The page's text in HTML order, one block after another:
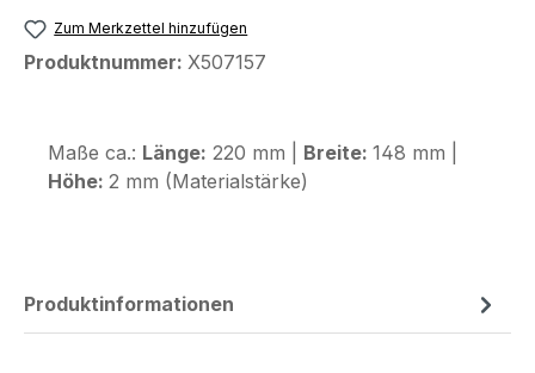
Zum Merkzettel hinzufügen
Produktnummer: X507157
Maße ca.: Länge: 220 mm | Breite: 148 mm |
Höhe: 2 mm (Materialstärke)
Produktinformationen